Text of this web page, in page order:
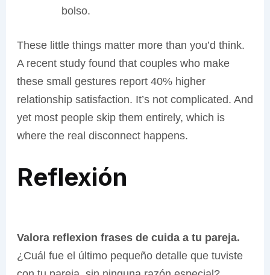
bolso.
These little things matter more than you’d think.
A recent study found that couples who make
these small gestures report 40% higher
relationship satisfaction. It’s not complicated. And
yet most people skip them entirely, which is
where the real disconnect happens.
Reflexión
Valora reflexion frases de cuida a tu pareja.
¿Cuál fue el último pequeño detalle que tuviste